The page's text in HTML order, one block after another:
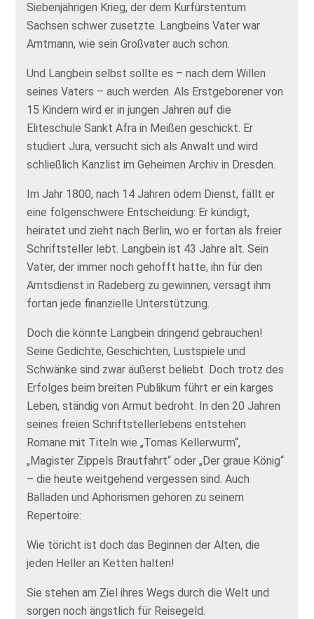
Siebenjährigen Krieg, der dem Kurfürstentum
Sachsen schwer zusetzte. Langbeins Vater war
Amtmann, wie sein Großvater auch schon.
Und Langbein selbst sollte es – nach dem Willen
seines Vaters – auch werden. Als Erstgeborener von
15 Kindern wird er in jungen Jahren auf die
Eliteschule Sankt Afra in Meißen geschickt. Er
studiert Jura, versucht sich als Anwalt und wird
schließlich Kanzlist im Geheimen Archiv in Dresden.
Im Jahr 1800, nach 14 Jahren ödem Dienst, fällt er
eine folgenschwere Entscheidung: Er kündigt,
heiratet und zieht nach Berlin, wo er fortan als freier
Schriftsteller lebt. Langbein ist 43 Jahre alt. Sein
Vater, der immer noch gehofft hatte, ihn für den
Amtsdienst in Radeberg zu gewinnen, versagt ihm
fortan jede finanzielle Unterstützung.
Doch die könnte Langbein dringend gebrauchen!
Seine Gedichte, Geschichten, Lustspiele und
Schwänke sind zwar äußerst beliebt. Doch trotz des
Erfolges beim breiten Publikum führt er ein karges
Leben, ständig von Armut bedroht. In den 20 Jahren
seines freien Schriftstellerlebens entstehen
Romane mit Titeln wie „Tomas Kellerwurm“,
„Magister Zippels Brautfahrt“ oder „Der graue König“
– die heute weitgehend vergessen sind. Auch
Balladen und Aphorismen gehören zu seinem
Repertoire:
Wie töricht ist doch das Beginnen der Alten, die
jeden Heller an Ketten halten!
Sie stehen am Ziel ihres Wegs durch die Welt und
sorgen noch ängstlich für Reisegeld.